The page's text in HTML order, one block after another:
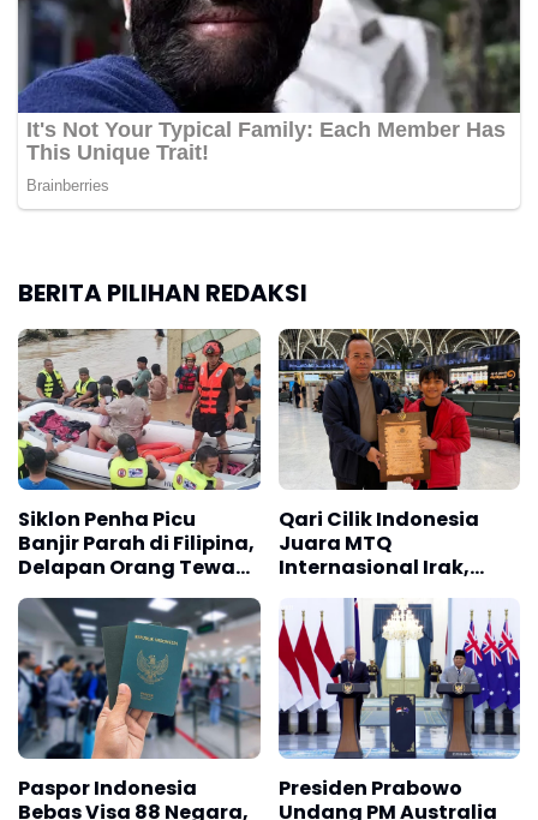
BERITA PILIHAN REDAKSI
Siklon Penha Picu
Banjir Parah di Filipina,
Delapan Orang Tewas
dan Ribuan Mengungsi
Qari Cilik Indonesia
Juara MTQ
Internasional Irak,
Harumkan Nama
Bangsa
Paspor Indonesia
Bebas Visa 88 Negara,
Presiden Prabowo
Undang PM Australia